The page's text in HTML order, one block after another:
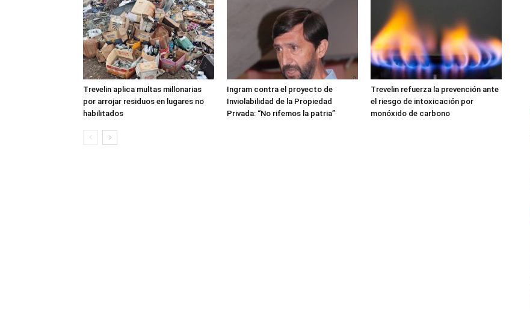
Trevelin aplica multas millonarias
por arrojar residuos en lugares no
habilitados
Ingram contra el proyecto de
Inviolabilidad de la Propiedad
Privada: “No rifemos la patria”
Trevelin refuerza la prevención ante
el riesgo de intoxicación por
monóxido de carbono